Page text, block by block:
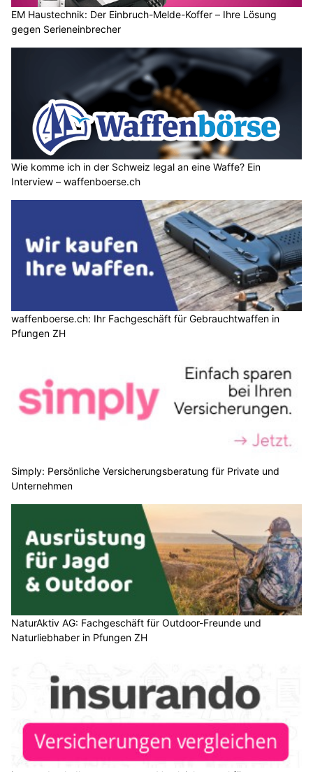
EM Haustechnik: Der Einbruch-Melde-Koffer – Ihre Lösung
gegen Serieneinbrecher
Wie komme ich in der Schweiz legal an eine Waffe? Ein
Interview – waffenboerse.ch
waffenboerse.ch: Ihr Fachgeschäft für Gebrauchtwaffen in
Pfungen ZH
Simply: Persönliche Versicherungsberatung für Private und
Unternehmen
NaturAktiv AG: Fachgeschäft für Outdoor-Freunde und
Naturliebhaber in Pfungen ZH